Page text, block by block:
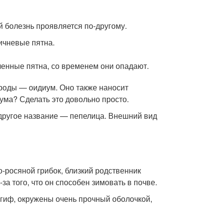
проявляется по-другому.
пятна.
пятна, со временем они опадают.
— оидиум. Оно также наносит
Сделать это довольно просто.
название — пепелица. Внешний вид
грибок, близкий родственник
того, что он способен зимовать в почве.
окружены очень прочный оболочкой,